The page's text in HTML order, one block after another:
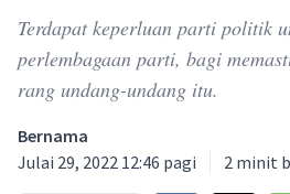
Terdapat keperluan parti politik
perlembagaan parti, bagi
rang undang-undang itu.
Bernama
Julai 29, 2022 12:46 pagi
2 minit